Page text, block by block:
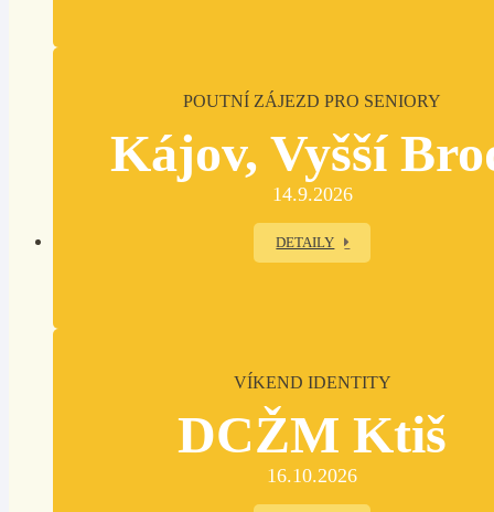
POUTNÍ ZÁJEZD PRO SENIORY
Kájov, Vyšší
14.9.2026
DETAILY
VÍKEND IDENTITY
DCŽM Ktiš
16.10.2026